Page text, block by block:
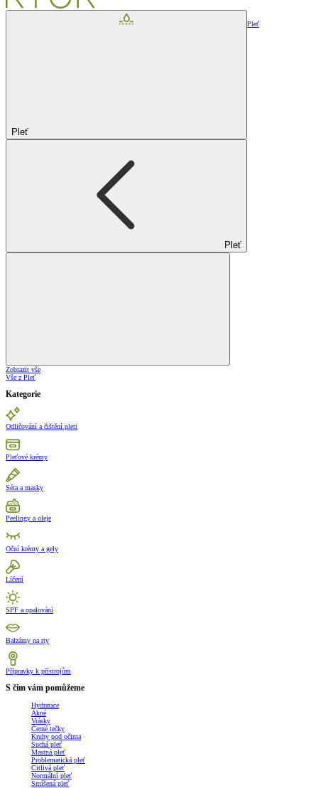
Pleť
Pleť
Pleť
Zobrazit vše
Vše z Pleť
Kategorie
Odličování a čištění pleti
Pleťové krémy
Séra a masky
Peelingy a oleje
Oční krémy a gely
Líčení
SPF a opalování
Balzámy na rty
Přípravky k přístrojům
S čím vám pomůžeme
Hydratace
Akné
Vrásky
Černé tečky
Kruhy pod očima
Suchá pleť
Mastná pleť
Problematická pleť
Citlivá pleť
Normální pleť
Smíšená pleť